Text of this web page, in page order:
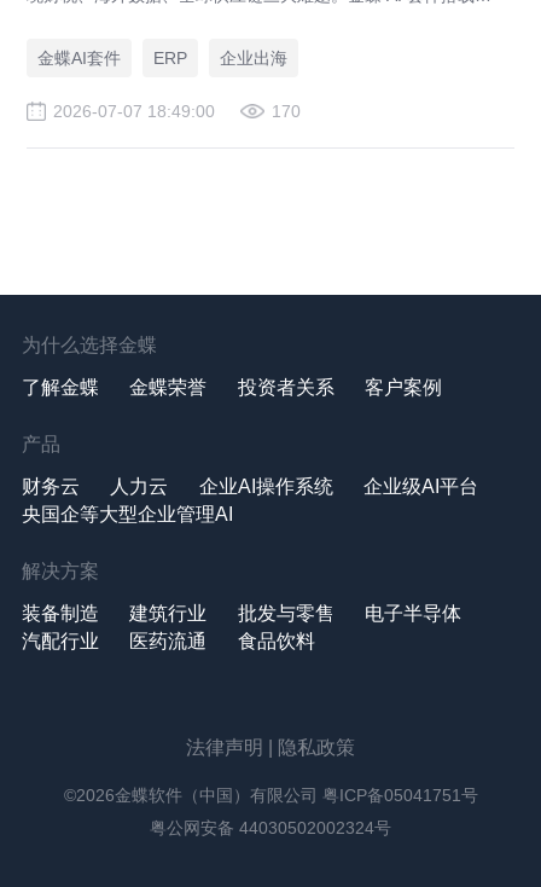
规、全球 ERP 可视、供应链智能风控，适配东南亚多国本地化经
营。
金蝶AI套件 ERP 企业出海
2026-07-07 18:49:00 170
为什么选择金蝶
了解金蝶 金蝶荣誉 投资者关系 客户案例
产品
财务云 人力云 企业AI操作系统
企业级AI平台
央国企等大型企业管理AI
解决方案
装备制造 建筑行业 批发与零售
电子半导体
汽配行业
医药流通 食品饮料
法律声明 隐私政策
©2026金蝶软件（中国）有限公司 粤ICP备05041751号
粤公网安备 44030502002324号